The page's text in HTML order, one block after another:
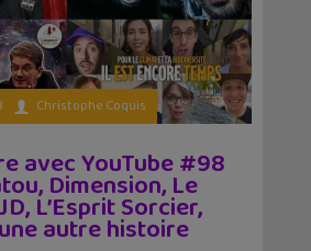
Christophe Coquis
avec YouTube #98
Dimension, Le
L’Esprit Sorcier,
une autre histoire